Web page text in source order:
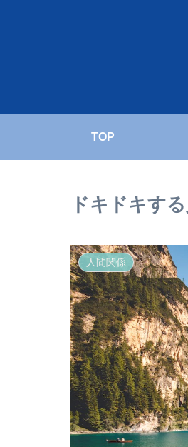
TOP
ドキドキす
人間関係